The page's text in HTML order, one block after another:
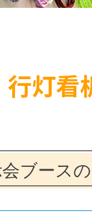
行灯看
ブース